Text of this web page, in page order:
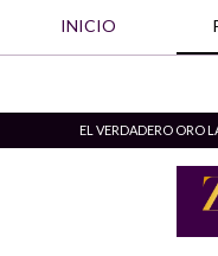
INICIO
EL VERDADERO ORO